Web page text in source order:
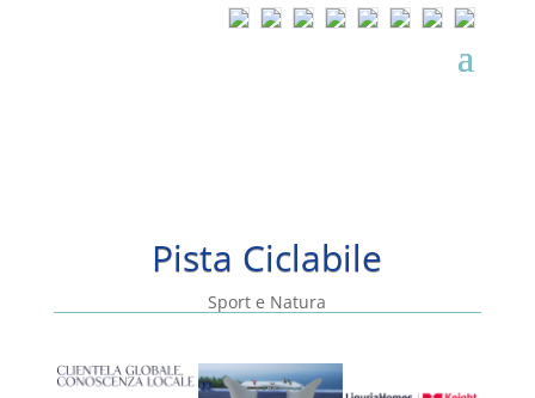
Pista Ciclabile
Sport e Natura